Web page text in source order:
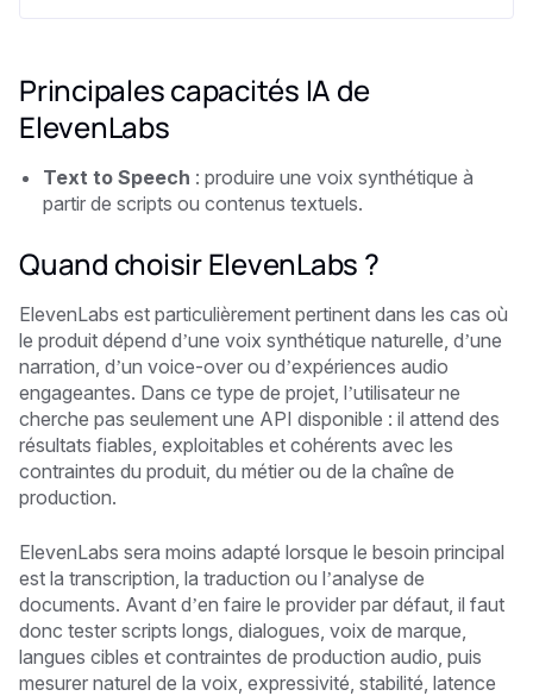
Principales capacités IA de
ElevenLabs
Text to Speech : produire une voix synthétique à
partir de scripts ou contenus textuels.
Quand choisir ElevenLabs ?
ElevenLabs est particulièrement pertinent dans les cas où
le produit dépend d’une voix synthétique naturelle, d’une
narration, d’un voice-over ou d’expériences audio
engageantes. Dans ce type de projet, l’utilisateur ne
cherche pas seulement une API disponible : il attend des
résultats fiables, exploitables et cohérents avec les
contraintes du produit, du métier ou de la chaîne de
production.
ElevenLabs sera moins adapté lorsque le besoin principal
est la transcription, la traduction ou l’analyse de
documents. Avant d’en faire le provider par défaut, il faut
donc tester scripts longs, dialogues, voix de marque,
langues cibles et contraintes de production audio, puis
mesurer naturel de la voix, expressivité, stabilité, latence